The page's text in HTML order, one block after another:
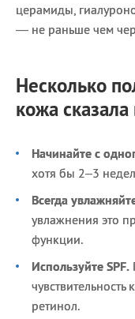
церамиды,
— не раньше чем
Несколько
кожа
Начинайте с
хотя бы 2–3
Всегда
увлажнения это
функции.
Используйте SPF.
ретинол.